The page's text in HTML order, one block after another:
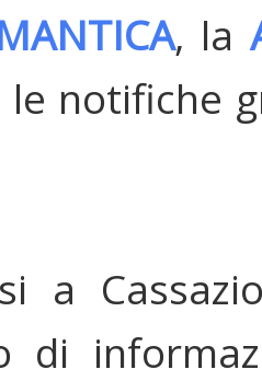
, la
le notifiche
a
di